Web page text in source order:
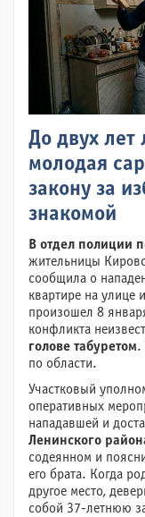
До двух
молодая
закону за
знакомой
В отдел полиции
жительницы
сообщила о
квартире на улице
произошел 8
конфликта
голове табуретом.
по области.
Участковый
оперативных
нападавшей и
Ленинского
содеянном и
его брата. Когда
другое место,
собой 37-летнюю